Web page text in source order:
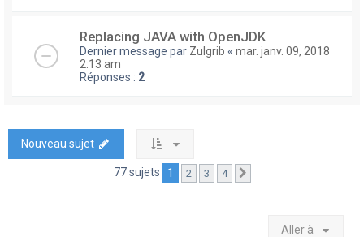
Replacing JAVA with OpenJDK
Dernier message par Zulgrib « mar. janv. 09, 2018
2:13 am
Réponses : 2
Nouveau sujet
77 sujets 1 2 3 4
Aller à